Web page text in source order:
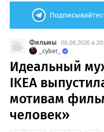
Фильмы 08.08.2026 в
_cyber_
Идеальный
IKEA
мотивам
человек»